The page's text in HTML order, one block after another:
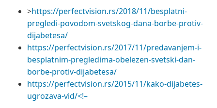
>https://perfectvision.rs/2018/11/besplatni-
pregledi-povodom-svetskog-dana-borbe-protiv-
dijabetesa/
https://perfectvision.rs/2017/11/predavanjem-i-
besplatnim-pregledima-obelezen-svetski-dan-
borbe-protiv-dijabetesa/
https://perfectvision.rs/2015/11/kako-dijabetes-
ugrozava-vid/<!–